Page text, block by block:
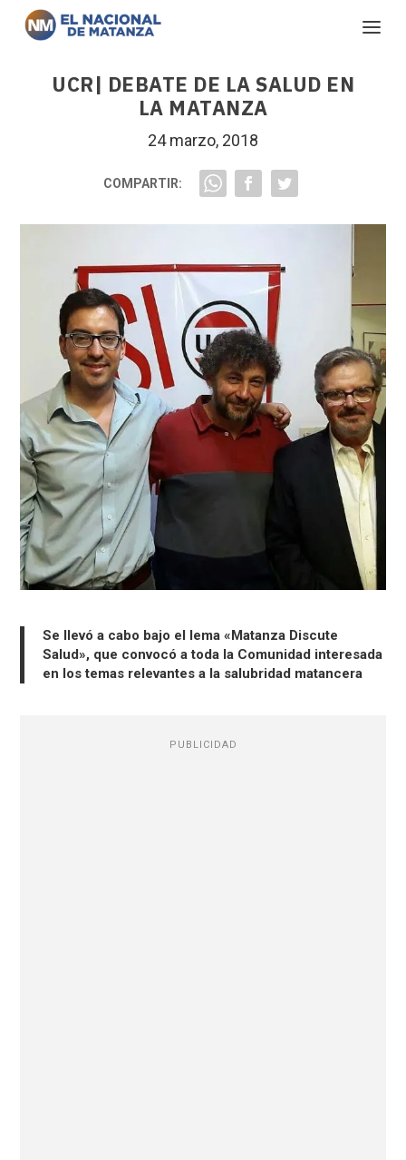
UCR| DEBATE DE LA SALUD EN
LA MATANZA
24 marzo, 2018
COMPARTIR:
Se llevó a cabo bajo el lema «Matanza Discute
Salud», que convocó a toda la Comunidad interesada
en los temas relevantes a la salubridad matancera
PUBLICIDAD